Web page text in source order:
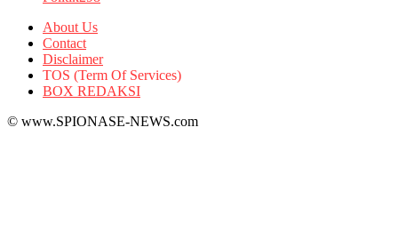
About Us
Contact
Disclaimer
TOS (Term Of Services)
BOX REDAKSI
© www.SPIONASE-NEWS.com